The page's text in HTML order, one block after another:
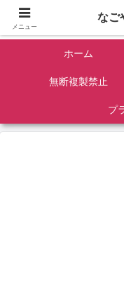
名古屋を中心に全国観光名所
ホーム
無断複製禁止
プ
メニュー
なご